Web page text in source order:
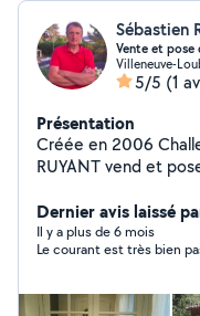
Sébastien
Vente et pose
Villeneuve-
5/5 (1
Présentation
Créée en 2006
RUYANT vend et pose de la
Dernier avis laissé
Il y a plus de 6 mois
Le courant est très bien